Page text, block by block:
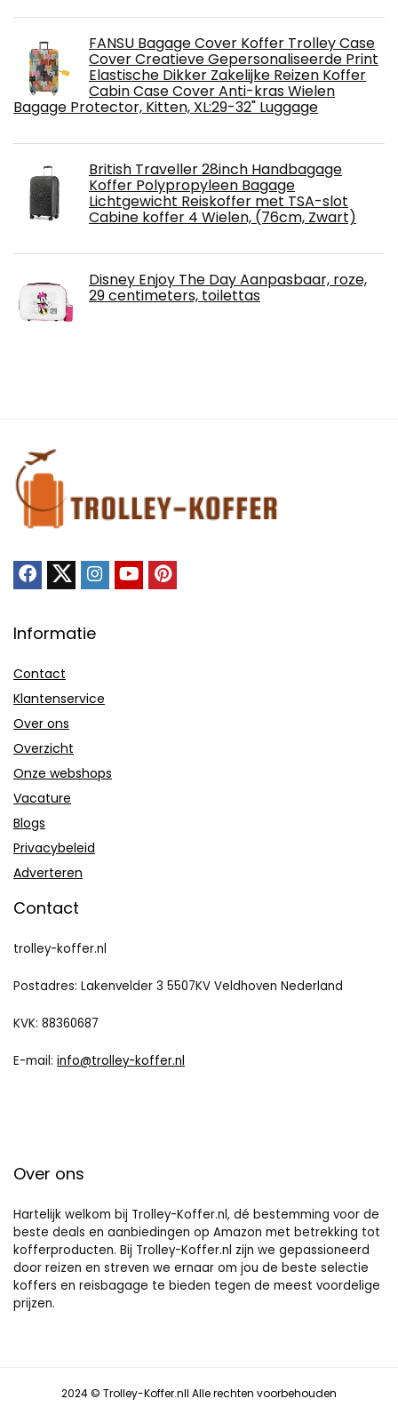
FANSU Bagage Cover Koffer Trolley Case
Cover Creatieve Gepersonaliseerde Print
Elastische Dikker Zakelijke Reizen Koffer
Cabin Case Cover Anti-kras Wielen
Bagage Protector, Kitten, XL:29-32" Luggage
British Traveller 28inch Handbagage
Koffer Polypropyleen Bagage
Lichtgewicht Reiskoffer met TSA-slot
Cabine koffer 4 Wielen, (76cm, Zwart)
Disney Enjoy The Day Aanpasbaar, roze,
29 centimeters, toilettas
Informatie
Contact
Klantenservice
Over ons
Overzicht
Onze webshops
Vacature
Blogs
Privacybeleid
Adverteren
Contact
trolley-koffer.nl
Postadres: Lakenvelder 3 5507KV Veldhoven Nederland
KVK: 88360687
E-mail: info@trolley-koffer.nl
Over ons
Hartelijk welkom bij Trolley-Koffer.nl, dé bestemming voor de
beste deals en aanbiedingen op Amazon met betrekking tot
kofferproducten. Bij Trolley-Koffer.nl zijn we gepassioneerd
door reizen en streven we ernaar om jou de beste selectie
koffers en reisbagage te bieden tegen de meest voordelige
prijzen.
2024 © Trolley-Koffer.nll Alle rechten voorbehouden